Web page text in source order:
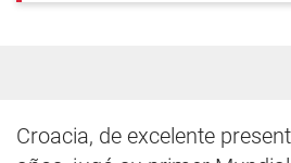
Croacia, de excelente